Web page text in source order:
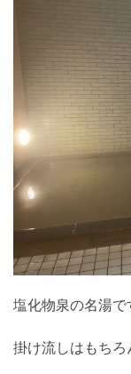
塩化物泉の名湯で
掛け流しはもちろ